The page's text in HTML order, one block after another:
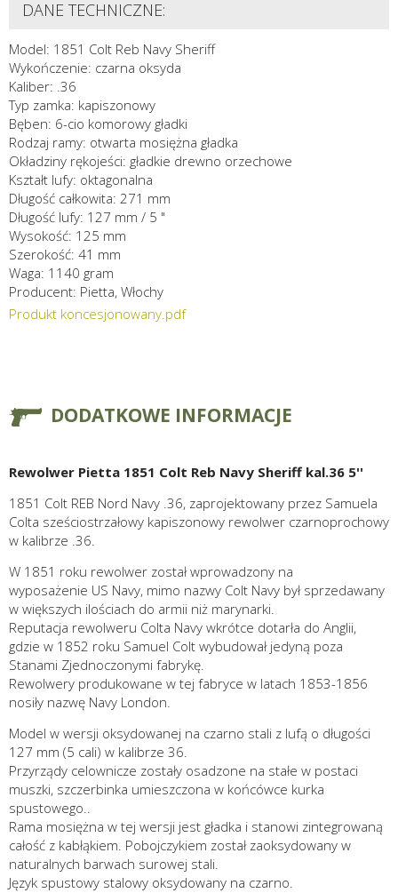
DANE TECHNICZNE:
Model: 1851 Colt Reb Navy Sheriff
Wykończenie: czarna oksyda
Kaliber: .36
Typ zamka: kapiszonowy
Bęben: 6-cio komorowy gładki
Rodzaj ramy: otwarta mosiężna gładka
Okładziny rękojeści: gładkie drewno orzechowe
Kształt lufy: oktagonalna
Długość całkowita: 271 mm
Długość lufy: 127 mm / 5 "
Wysokość: 125 mm
Szerokość: 41 mm
Waga: 1140 gram
Producent: Pietta, Włochy
Produkt koncesjonowany.pdf
DODATKOWE INFORMACJE
Rewolwer Pietta 1851 Colt Reb Navy Sheriff kal.36 5''
1851 Colt REB Nord Navy .36, zaprojektowany przez Samuela
Colta sześciostrzałowy kapiszonowy rewolwer czarnoprochowy
w kalibrze .36.
W 1851 roku rewolwer został wprowadzony na
wyposażenie US Navy, mimo nazwy Colt Navy był sprzedawany
w większych ilościach do armii niż marynarki.
Reputacja rewolweru Colta Navy wkrótce dotarła do Anglii,
gdzie w 1852 roku Samuel Colt wybudował jedyną poza
Stanami Zjednoczonymi fabrykę.
Rewolwery produkowane w tej fabryce w latach 1853-1856
nosiły nazwę Navy London.
Model w wersji oksydowanej na czarno stali z lufą o długości
127 mm (5 cali) w kalibrze 36.
Przyrządy celownicze zostały osadzone na stałe w postaci
muszki, szczerbinka umieszczona w końcówce kurka
spustowego..
Rama mosiężna w tej wersji jest gładka i stanowi zintegrowaną
całość z kabłąkiem. Pobojczykiem został zaoksydowany w
naturalnych barwach surowej stali.
Język spustowy stalowy oksydowany na czarno.